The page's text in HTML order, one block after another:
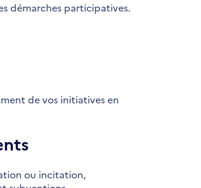
démarches participatives.
de vos initiatives en
ou incitation,